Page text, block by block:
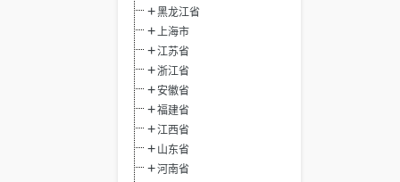
黑龙江省
上海市
江苏省
浙江省
安徽省
福建省
江西省
山东省
河南省